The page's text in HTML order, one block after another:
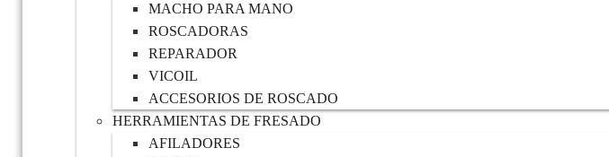
MACHO PARA MANO
ROSCADORAS
REPARADOR
VICOIL
ACCESORIOS DE ROSCADO
HERRAMIENTAS DE FRESADO
AFILADORES